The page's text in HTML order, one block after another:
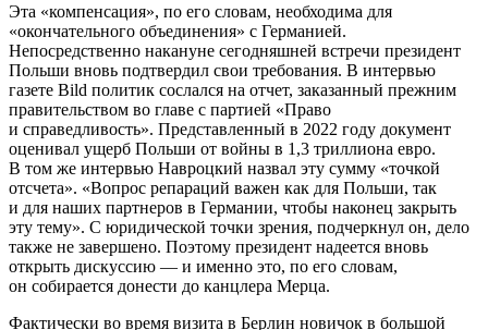
Эта «компенсация», по его словам, необходима для
«окончательного объединения» с Германией.
Непосредственно накануне сегодняшней встречи президент
Польши вновь подтвердил свои требования. В интервью
газете Bild политик сослался на отчет, заказанный прежним
правительством во главе с партией «Право
и справедливость». Представленный в 2022 году документ
оценивал ущерб Польши от войны в 1,3 триллиона евро.
В том же интервью Навроцкий назвал эту сумму «точкой
отсчета». «Вопрос репараций важен как для Польши, так
и для наших партнеров в Германии, чтобы наконец закрыть
эту тему». С юридической точки зрения, подчеркнул он, дело
также не завершено. Поэтому президент надеется вновь
открыть дискуссию — и именно это, по его словам,
он собирается донести до канцлера Мерца.
Фактически во время визита в Берлин новичок в большой